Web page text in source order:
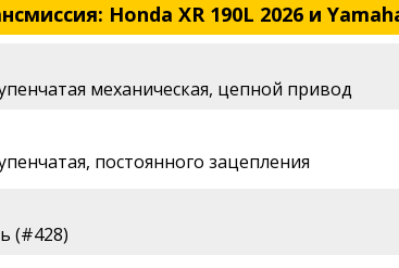
Honda XR 190L 2026 и
механическая, цепной привод
постоянного зацепления
(#428)